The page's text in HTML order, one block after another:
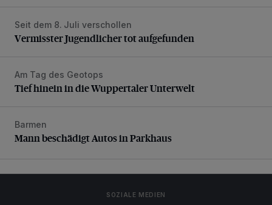
Vermisster Jugendlicher tot aufgefunden
Seit dem 8. Juli verschollen
Vermisster Jugendlicher tot aufgefunden
Tief hinein in die Wuppertaler Unterwelt
Am Tag des Geotops
Tief hinein in die Wuppertaler Unterwelt
Mann beschädigt Autos in Parkhaus
Barmen
Mann beschädigt Autos in Parkhaus
SOZIALE MEDIEN